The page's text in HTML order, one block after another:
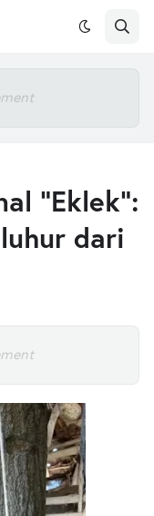
“Eklek”:
dari